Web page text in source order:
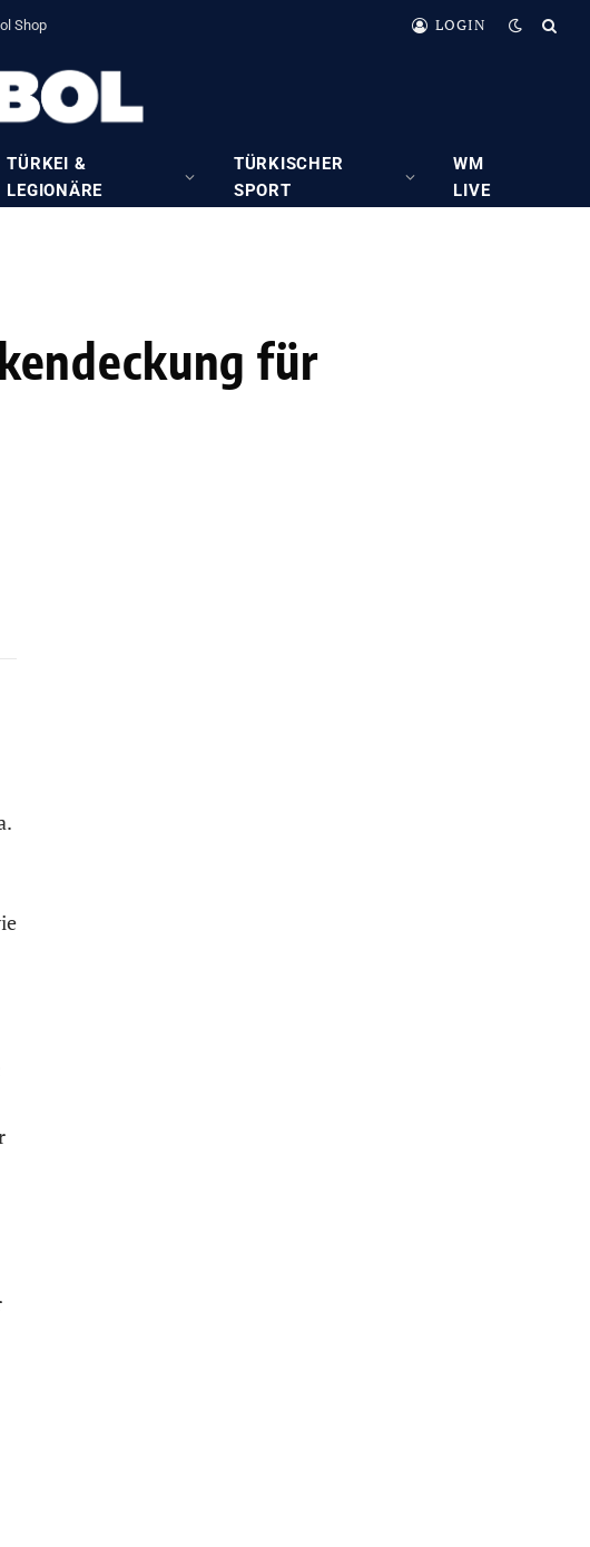
Shop LOGIN
TÜRKEI &
LEGIONÄRE
TÜRKISCHER
SPORT
WM
LIVE
für